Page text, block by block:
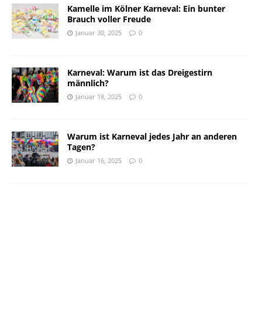
Kamelle im Kölner Karneval: Ein bunter
Brauch voller Freude
Januar 30, 2025 0
Karneval: Warum ist das Dreigestirn
männlich?
Januar 18, 2025 0
Warum ist Karneval jedes Jahr an anderen
Tagen?
Januar 16, 2025 0